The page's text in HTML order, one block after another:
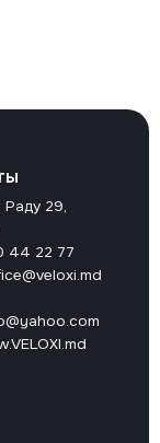
Раду 29,
44 22 77